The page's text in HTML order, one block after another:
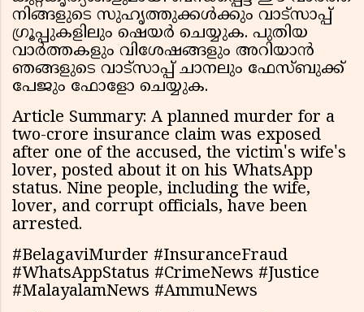
നിങ്ങളുടെ സുഹൃത്തുക്കൾക്കും വാട്സാപ്പ്
ഗ്രൂപ്പുകളിലും ഷെയർ ചെയ്യുക. പുതിയ
വാർത്തകളും വിശേഷങ്ങളും അറിയാൻ
ഞങ്ങളുടെ വാട്സാപ്പ് ചാനലും ഫേസ്ബുക്ക്
പേജും ഫോളോ ചെയ്യുക.
Article Summary: A planned murder for a
two-crore insurance claim was exposed
after one of the accused, the victim's wife's
lover, posted about it on his WhatsApp
status. Nine people, including the wife,
lover, and corrupt officials, have been
arrested.
#BelagaviMurder #InsuranceFraud
#WhatsAppStatus #CrimeNews #Justice
#MalayalamNews #AmmuNews